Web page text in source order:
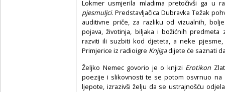
Lokmer usmjerila mladima pretočivši ga u
pjesmuljci. Predstavljačica Dubravka Težak
auditivne priče, za razliku od vizualnih,
pojava, životinja, biljaka i božićnih
razviti ili suzbiti kod djeteta, a neke
Primjerice iz radioigre Knjigadijete će saznati
Željko Nemec govorio je o knjizi Erotikon
poezije i slikovnosti te se potom osvrnuo na
ljepote, izrazivši želju da se ustrajnošću